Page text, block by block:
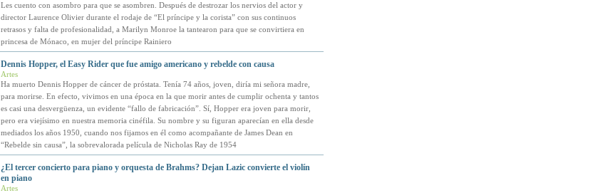
Les cuento con asombro para que se asombren. Después de destrozar los nervios del actor y
director Laurence Olivier durante el rodaje de “El príncipe y la corista” con sus continuos
retrasos y falta de profesionalidad, a Marilyn Monroe la tantearon para que se convirtiera en
princesa de Mónaco, en mujer del príncipe Rainiero
Dennis Hopper, el Easy Rider que fue amigo americano y rebelde con causa
Artes
Ha muerto Dennis Hopper de cáncer de próstata. Tenía 74 años, joven, diría mi señora madre,
para morirse. En efecto, vivimos en una época en la que morir antes de cumplir ochenta y tantos
es casi una desvergüenza, un evidente “fallo de fabricación”. Sí, Hopper era joven para morir,
pero era viejísimo en nuestra memoria cinéfila. Su nombre y su figuran aparecían en ella desde
mediados los años 1950, cuando nos fijamos en él como acompañante de James Dean en
“Rebelde sin causa”, la sobrevalorada película de Nicholas Ray de 1954
¿El tercer concierto para piano y orquesta de Brahms? Dejan Lazic convierte el violín
en piano
Artes